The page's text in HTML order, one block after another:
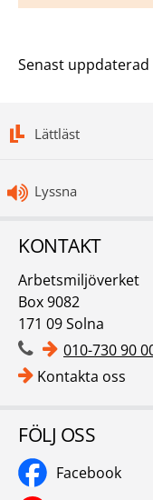
Senast uppdaterad
Lättläst
Lyssna
KONTAKT
Arbetsmiljöverket
Box 9082
171 09 Solna
010-730 90
Kontakta oss
FÖLJ OSS
Facebook